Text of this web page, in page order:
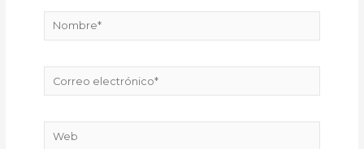
Nombre*
electrónico*
Web